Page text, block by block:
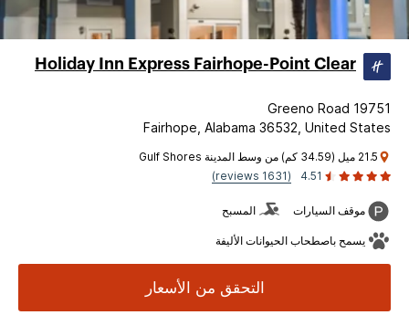
Holiday Inn Express Fairhope-Point Clear
19751 Greeno Road
Fairhope, Alabama 36532, United States
21.5 ميل (34.59 كم) من وسط المدينة Gulf Shores
4.51
(1631 reviews)
موقف السيارات المسبح
يسمح باصطحاب الحيوانات الأليفة
التحقق من الأسعار